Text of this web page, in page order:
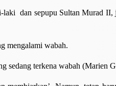
dan sepupu Sultan Murad II,
mengalami wabah.
sedang terkena wabah (Marien